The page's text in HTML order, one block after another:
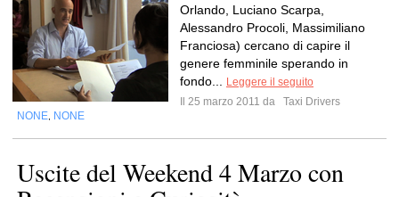
Orlando, Luciano Scarpa,
Alessandro Procoli, Massimiliano
Franciosa) cercano di capire il
genere femminile sperando in
fondo...
Leggere il seguito
Il 25 marzo 2011 da
Taxi Drivers
NONE NONE
Uscite del Weekend 4 Marzo con